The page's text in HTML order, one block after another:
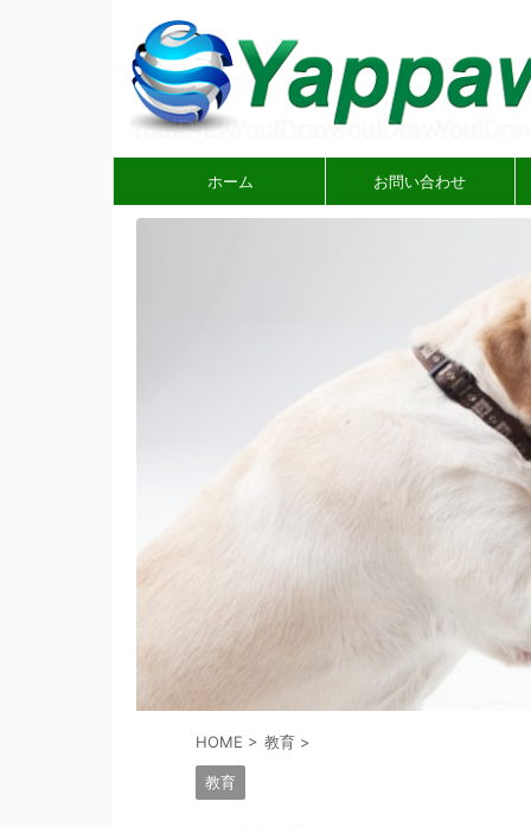
ホーム お問い合わせ
HOME > 教育 >
教育